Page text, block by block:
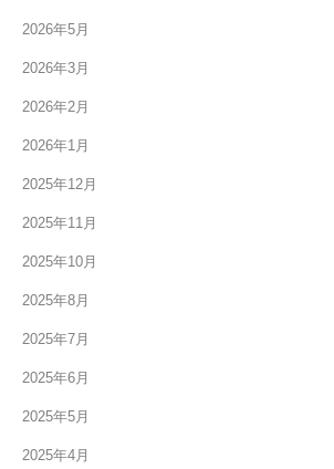
2026年5月
2026年3月
2026年2月
2026年1月
2025年12月
2025年11月
2025年10月
2025年8月
2025年7月
2025年6月
2025年5月
2025年4月